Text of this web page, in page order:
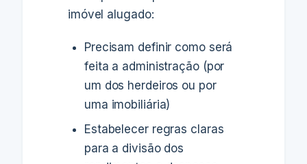
imóvel alugado:
Precisam definir como será
feita a administração (por
um dos herdeiros ou por
uma imobiliária)
Estabelecer regras claras
para a divisão dos